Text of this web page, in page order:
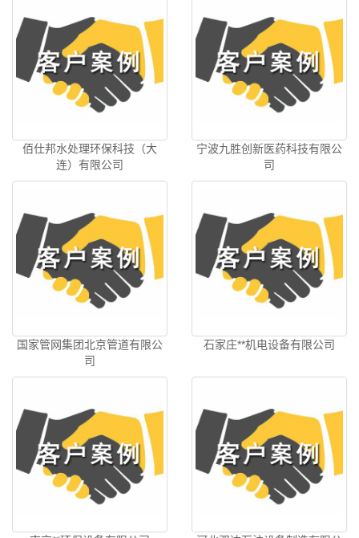
佰仕邦水处理环保科技（大
连）有限公司
宁波九胜创新医药科技有限公
司
国家管网集团北京管道有限公
司
石家庄**机电设备有限公司